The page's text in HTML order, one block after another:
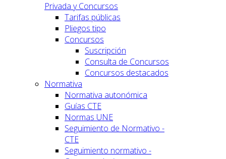
Privada y Concursos
Tarifas públicas
Pliegos tipo
Concursos
Suscripción
Consulta de Concursos
Concursos destacados
Normativa
Normativa autonómica
Guías CTE
Normas UNE
Seguimiento de Normativo -
CTE
Seguimiento normativo -